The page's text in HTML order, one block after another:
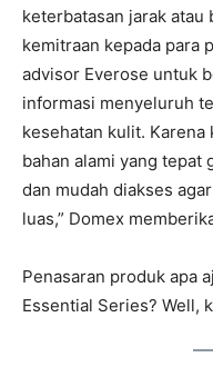
keterbatasan jarak atau
kemitraan kepada para
advisor Everose untuk
informasi menyeluruh
kesehatan kulit. Karena
bahan alami yang tepat
dan mudah diakses
luas,” Domex
Penasaran produk apa
Essential Series? Well,